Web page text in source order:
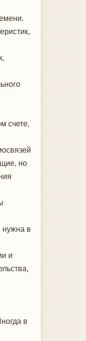
счете,
но
нужна в
и
в